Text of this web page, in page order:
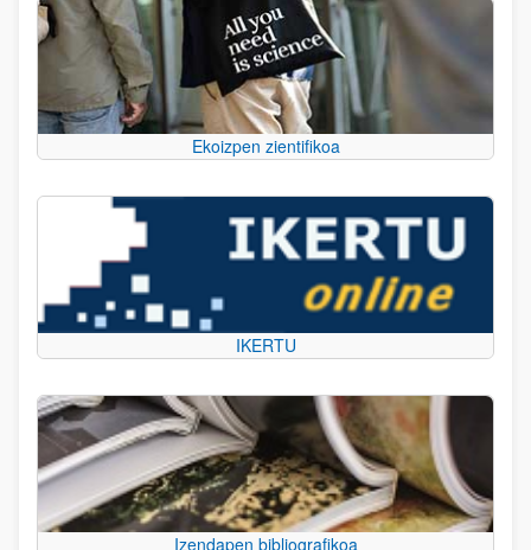
Ekoizpen zientifikoa
IKERTU
Izendapen bibliografikoa